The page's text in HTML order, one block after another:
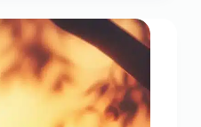
به
بیرون
لانه
توسط
طوطی